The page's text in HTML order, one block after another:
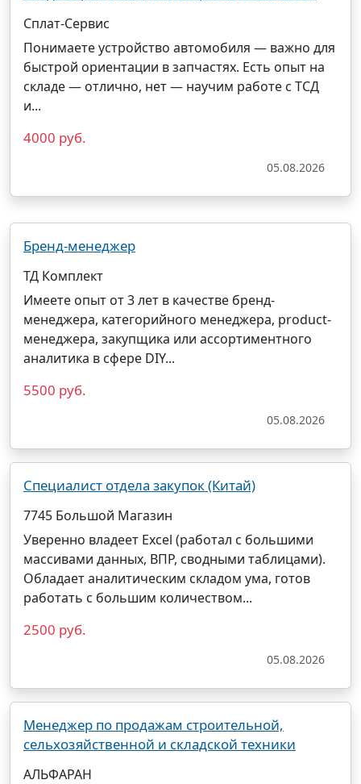
Сплат-Сервис
Понимаете устройство автомобиля — важно для
быстрой ориентации в запчастях. Есть опыт на
складе — отлично, нет — научим работе с ТСД
и...
4000 руб.
05.08.2026
Бренд-менеджер
ТД Комплект
Имеете опыт от 3 лет в качестве бренд-
менеджера, категорийного менеджера, product-
менеджера, закупщика или ассортиментного
аналитика в сфере DIY...
5500 руб.
05.08.2026
Специалист отдела закупок (Китай)
7745 Большой Магазин
Уверенно владеет Excel (работал с большими
массивами данных, ВПР, сводными таблицами).
Обладает аналитическим складом ума, готов
работать с большим количеством...
2500 руб.
05.08.2026
Менеджер по продажам строительной,
сельхозяйственной и складской техники
АЛЬФАРАН